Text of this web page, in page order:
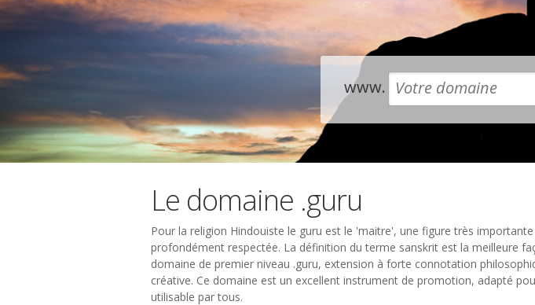
www.
Le domaine .guru
Pour la religion Hindouiste le guru est le 'maitre', une figure très
profondément respectée. La définition du terme sanskrit est la meilleure
domaine de premier niveau .guru, extension à forte connotation
créative. Ce domaine est un excellent instrument de promotion, adapté
utilisable par tous.